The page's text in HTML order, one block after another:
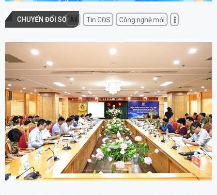
CHUYỂN ĐỔI SỐ All Tin CĐS Công nghệ mới